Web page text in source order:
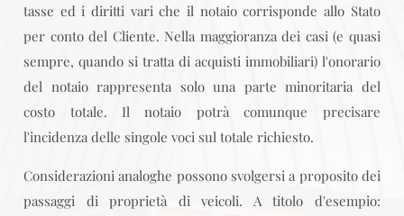
tasse ed i diritti vari che il notaio corrisponde allo Stato
per conto del Cliente. Nella maggioranza dei casi (e quasi
sempre, quando si tratta di acquisti immobiliari) l'onorario
del notaio rappresenta solo una parte minoritaria del
costo totale. Il notaio potrà comunque precisare
l'incidenza delle singole voci sul totale richiesto.
Considerazioni analoghe possono svolgersi a proposito dei
passaggi di proprietà di veicoli. A titolo d'esempio: